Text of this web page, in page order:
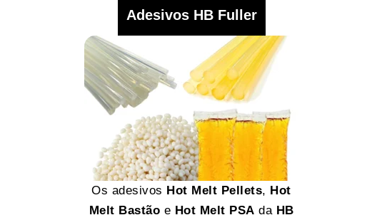
Adesivos HB Fuller
Os adesivos Hot Melt Pellets, Hot
Melt Bastão e Hot Melt PSA da HB